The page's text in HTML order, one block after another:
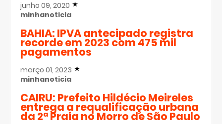
junho 09, 2020
minhanoticia
BAHIA: IPVA antecipado registra
recorde em 2023 com 475 mil
pagamentos
março 01, 2023
minhanoticia
CAIRU: Prefeito Hildécio Meireles
entrega a requalificação urbana
da 2ª Praia no Morro de São Paulo